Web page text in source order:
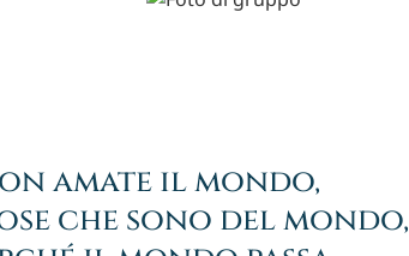
amate il mondo,
che sono del mondo,